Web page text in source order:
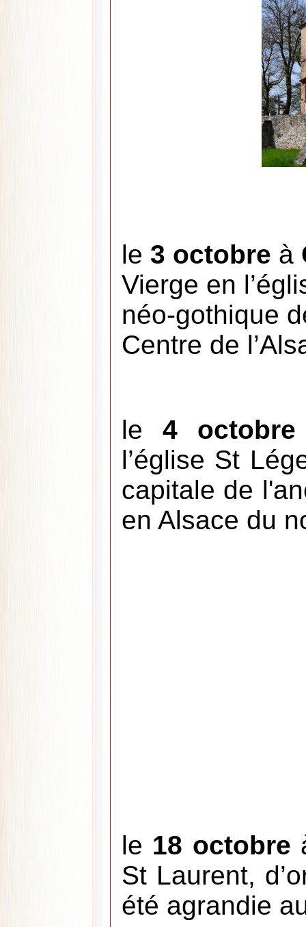
le 3 octobre à
Vierge en
néo-gothique
Centre de
le4 octobre
l’église St
capitale de
en Alsace du
le 18 octobre
St Laurent,
été agrandie